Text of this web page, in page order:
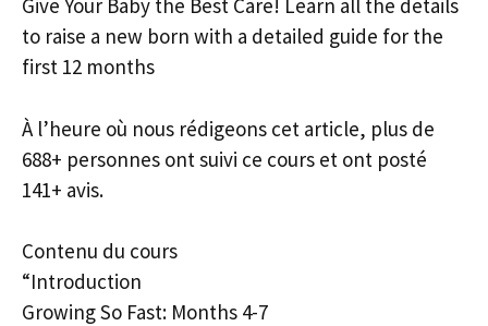
Give Your Baby the Best Care! Learn all the details
to raise a new born with a detailed guide for the
first 12 months
À l’heure où nous rédigeons cet article, plus de
688+ personnes ont suivi ce cours et ont posté
141+ avis.
Contenu du cours
“Introduction
Growing So Fast: Months 4-7